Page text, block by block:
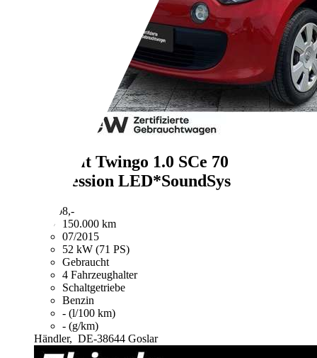
Renault Twingo 1.0 SCe 70
Expression LED*SoundSys
€ 4.308,-
150.000 km
07/2015
52 kW (71 PS)
Gebraucht
4 Fahrzeughalter
Schaltgetriebe
Benzin
- (l/100 km)
- (g/km)
Händler, DE-38644 Goslar